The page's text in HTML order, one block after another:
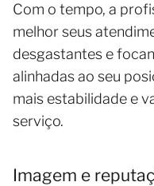
Com o tempo, a
melhor seus
desgastantes e
alinhadas ao seu
mais estabilidade e
serviço.
Imagem e